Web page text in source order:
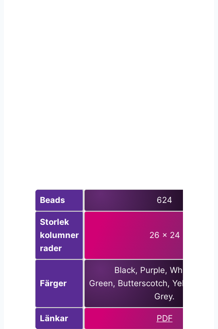
Beads 624
Storlek
kolumner
rader
26 x 24
Färger
Black, Purple, White, Dark
Green, Butterscotch, Yellow,
Grey.
Länkar PDF